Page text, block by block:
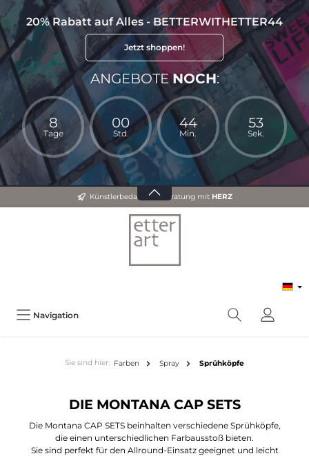
20% Rabatt auf Alles - BETTERWITHETTER44
Jetzt shoppen!
ANGEBOTENOCH:
8
Tage
00
Std.
44
Min.
52
Sek.
Künstlerbedarf und Beratung mitHERZ
Navigation
Sie sind hier: Farben Spray Sprühköpfe
DIE MONTANA CAP SETS
Die Montana CAP SETS beinhalten verschiedene Sprühköpfe,
die einen unterschiedlichen Farbausstoß bieten.
Sie sind perfekt für den Allround-Einsatz geeignet und leicht